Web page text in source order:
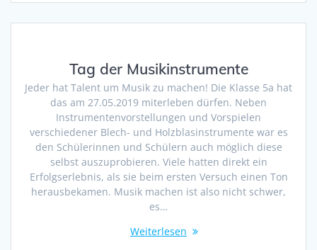
Tag der Musikinstrumente
Jeder hat Talent um Musik zu machen! Die Klasse 5a hat
das am 27.05.2019 miterleben dürfen. Neben
Instrumentenvorstellungen und Vorspielen
verschiedener Blech- und Holzblasinstrumente war es
den Schülerinnen und Schülern auch möglich diese
selbst auszuprobieren. Viele hatten direkt ein
Erfolgserlebnis, als sie beim ersten Versuch einen Ton
herausbekamen. Musik machen ist also nicht schwer,
es…
Weiterlesen